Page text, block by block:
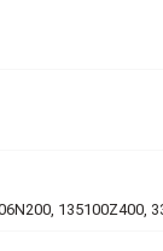
135100Z400,